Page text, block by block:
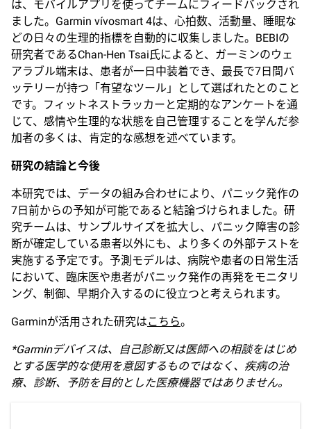
は、モバイルアプリを使ってチームにフィードバックされ
ました。Garmin vívosmart 4は、心拍数、活動量、睡眠な
どの日々の生理的指標を自動的に収集しました。BEBIの
研究者であるChan-Hen Tsai氏によると、ガーミンのウェ
アラブル端末は、患者が一日中装着でき、最長で7日間バ
ッテリーが持つ「有望なツール」として選ばれたとのこと
です。フィットネストラッカーと定期的なアンケートを通
じて、感情や生理的な状態を自己管理することを学んだ参
加者の多くは、肯定的な感想を述べています。
研究の結論と今後
本研究では、データの組み合わせにより、パニック発作の
7日前からの予知が可能であると結論づけられました。研
究チームは、サンプルサイズを拡大し、パニック障害の診
断が確定している患者以外にも、より多くの外部テストを
実施する予定です。予測モデルは、病院や患者の日常生活
において、臨床医や患者がパニック発作の再発をモニタリ
ング、制御、早期介入するのに役立つと考えられます。
Garminが活用された研究はこちら。
*Garminデバイスは、自己診断又は医師への相談をはじめ
とする医学的な使用を意図するものではなく、疾病の治
療、診断、予防を目的とした医療機器ではありません。